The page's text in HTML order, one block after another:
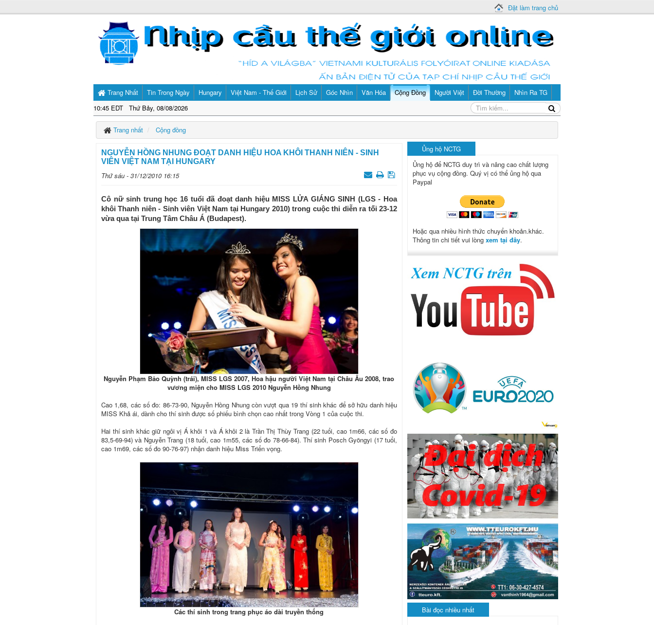
Đặt làm trang chủ
Trang Nhất
10:45 EDT Thứ Bảy, 08/08/2026
Tin Trong Ngày Hungary Việt Nam - Thế Giới Lịch Sử Góc Nhìn Văn Hóa Cộng Đồng Người Việt Đời Thường Nhìn Ra TG
Trang nhất Cộng đồng
NGUYỄN HỒNG NHUNG ĐOẠT DANH HIỆU HOA KHÔI THANH NIÊN - SINH
VIÊN VIỆT NAM TẠI HUNGARY
Thứ sáu - 31/12/2010 16:15
Cô nữ sinh trung học 16 tuổi đã đoạt danh hiệu MISS LỬA GIÁNG SINH (LGS - Hoa
khôi Thanh niên - Sinh viên Việt Nam tại Hungary 2010) trong cuộc thi diễn ra tối 23-12
vừa qua tại Trung Tâm Châu Á (Budapest).
Nguyễn Phạm Bảo Quỳnh (trái), MISS LGS 2007, Hoa hậu người Việt Nam tại Châu Âu 2008, trao
vương miện cho MISS LGS 2010 Nguyễn Hồng Nhung
Cao 1,68, các số đo: 86-73-90, Nguyễn Hồng Nhung còn vượt qua 19 thí sinh khác để sở hữu danh hiệu
MISS Khả ái, dành cho thí sinh được số phiếu bình chọn cao nhất trong Vòng 1 của cuộc thi.
Hai thí sinh khác giữ ngôi vị Á khôi 1 và Á khôi 2 là Trần Thị Thùy Trang (22 tuổi, cao 1m66, các số đo
83,5-69-94) và Nguyễn Trang (18 tuổi, cao 1m55, các số đo 78-66-84). Thí sinh Posch Gyöngyi (17 tuổi,
cao 1m69, các số đo 90-76-97) nhận danh hiệu Miss Triển vọng.
Các thí sinh trong trang phục áo dài truyền thống
Ủng hộ NCTG
Ủng hộ để NCTG duy trì và nâng cao chất lượng
phục vụ cộng đồng. Quý vị có thể ủng hộ qua
Paypal
Hoặc qua nhiều hình thức chuyển khoản.khác.
Thông tin chi tiết vui lòng xem tại đây.
Bài đọc nhiều nhất